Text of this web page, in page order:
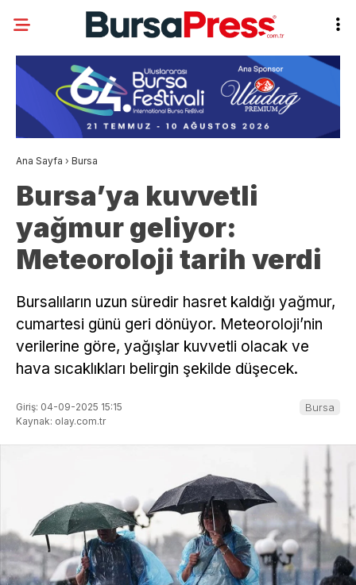
Ana Sayfa › Bursa
Bursa’ya kuvvetli
yağmur geliyor:
Meteoroloji tarih verdi
Bursalıların uzun süredir hasret kaldığı yağmur,
cumartesi günü geri dönüyor. Meteoroloji’nin
verilerine göre, yağışlar kuvvetli olacak ve
hava sıcaklıkları belirgin şekilde düşecek.
Giriş: 04-09-2025 15:15
Kaynak: olay.com.tr
Bursa